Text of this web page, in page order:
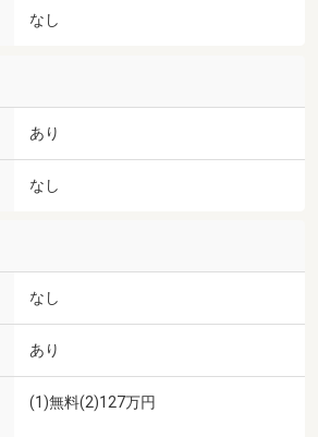
なし
あり
なし
なし
あり
(1)無料(2)127万円